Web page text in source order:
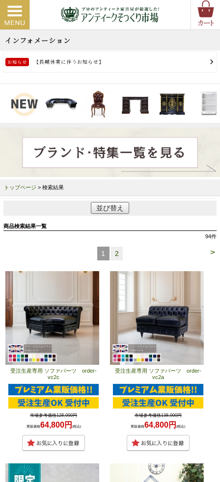
トップページ > 検索結果
並び替え
商品検索結果一覧
94件
>
1 2
受注生産専用 ソファパーツ order-
vc2c
市場参考価格128,000円
業販価格64,800円 (税込)
受注生産専用 ソファパーツ order-
vc2a
市場参考価格138,000円
業販価格64,800円(税込)